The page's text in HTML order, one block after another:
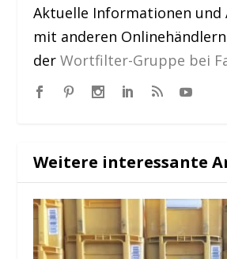
Aktuelle Informationen und
mit anderen
derWortfilter-Gruppe bei
Weitere interessante